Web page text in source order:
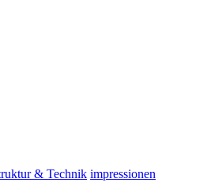
& Technik impressionen